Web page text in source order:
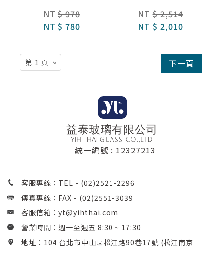
NT $ 978
NT $ 780
NT $ 2,514
NT $ 2,010
下一頁
統一編號 : 12327213
客服專線：TEL - (02)2521-2296
傳真專線：FAX - (02)2551-3039
客服信箱： yt@yihthai.com
營業時間：週一至週五 8:30 ~ 17:30
地址：104 台北市中山區松江路90巷17號 (松江南京